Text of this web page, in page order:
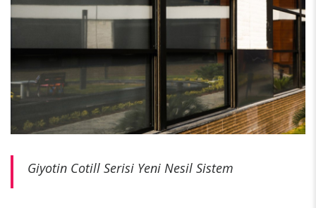
Giyotin Cotill Serisi Yeni Nesil Sistem